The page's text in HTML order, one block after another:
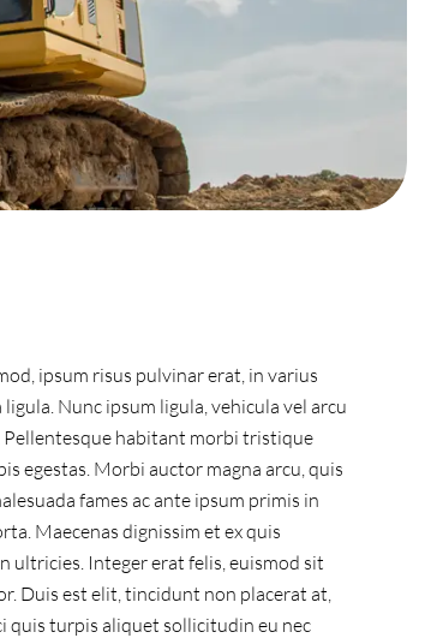
ipsum risus pulvinar erat, in varius
Nunc ipsum ligula, vehicula vel arcu
Pellentesque habitant morbi tristique
egestas. Morbi auctor magna arcu, quis
fames ac ante ipsum primis in
Maecenas dignissim et ex quis
Integer erat felis, euismod sit
Duis est elit, tincidunt non placerat at,
quis turpis aliquet sollicitudin eu nec